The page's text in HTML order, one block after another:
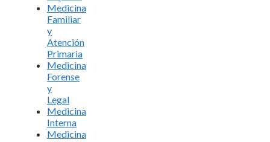
Medicina
Familiar
y
Atención
Primaria
Medicina
Forense
y
Legal
Medicina
Interna
Medicina